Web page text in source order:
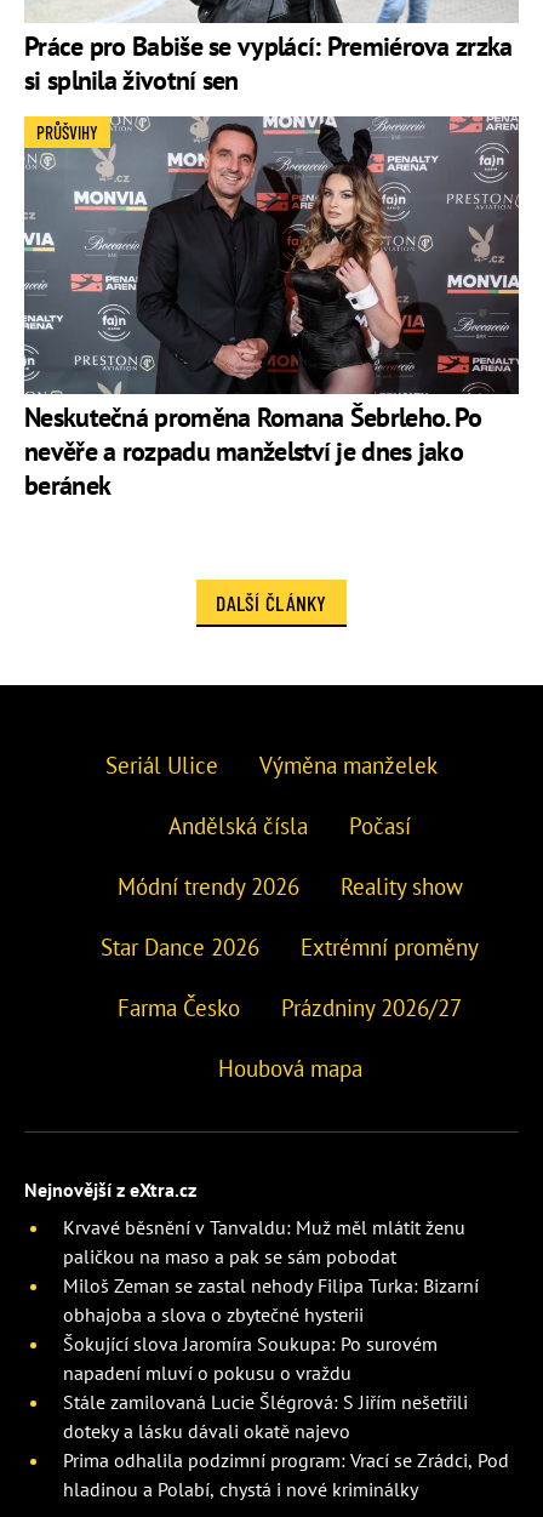
Práce pro Babiše se vyplácí: Premiérova zrzka
si splnila životní sen
Neskutečná proměna Romana Šebrleho. Po
nevěře a rozpadu manželství je dnes jako
beránek
PRŮŠVIHY
DALŠÍ ČLÁNKY
Seriál Ulice Výměna manželek
Andělská čísla Počasí
Módní trendy 2026 Reality show
Star Dance 2026 Extrémní proměny
Farma Česko Prázdniny 2026/27
Houbová mapa
Nejnovější z eXtra.cz
Krvavé běsnění v Tanvaldu: Muž měl mlátit ženu
paličkou na maso a pak se sám pobodat
Miloš Zeman se zastal nehody Filipa Turka: Bizarní
obhajoba a slova o zbytečné hysterii
Šokující slova Jaromíra Soukupa: Po surovém
napadení mluví o pokusu o vraždu
Stále zamilovaná Lucie Šlégrová: S Jiřím nešetřili
doteky a lásku dávali okatě najevo
Prima odhalila podzimní program: Vrací se Zrádci, Pod
hladinou a Polabí, chystá i nové kriminálky